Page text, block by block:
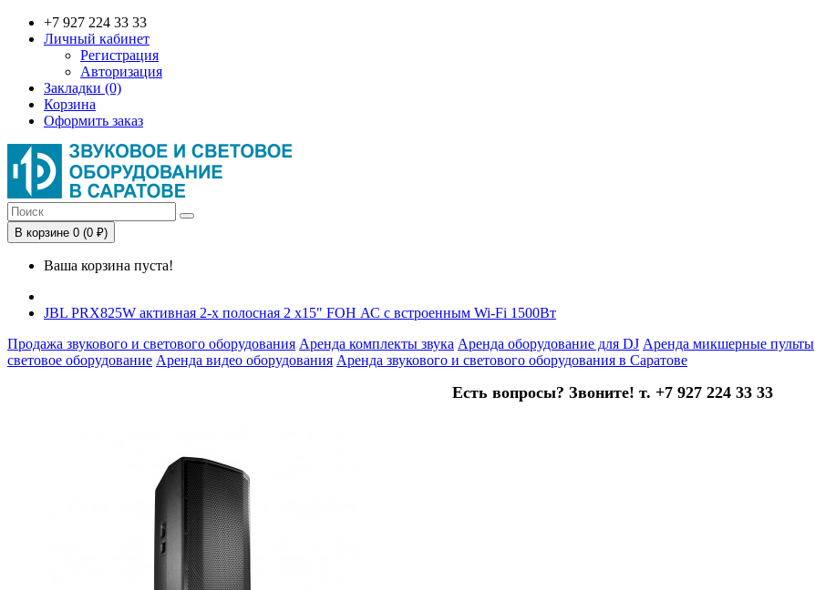
+7 927 224 33 33
Личный кабинет
Регистрация
Авторизация
Закладки (0)
Корзина
Оформить заказ
В корзине 0 (0 ₽)
Ваша корзина пуста!
JBL PRX825W активная 2-х полосная 2 x15" FOH АС с встроенным Wi-Fi 1500Вт
Продажа звукового и светового оборудования Аренда комплекты звука Аренда оборудование для DJ Аренда микшерные пульты
световое оборудование Аренда видео оборудования Аренда звукового и светового оборудования в Саратове
Есть вопросы? Звоните! т. +7 927 224 33 33